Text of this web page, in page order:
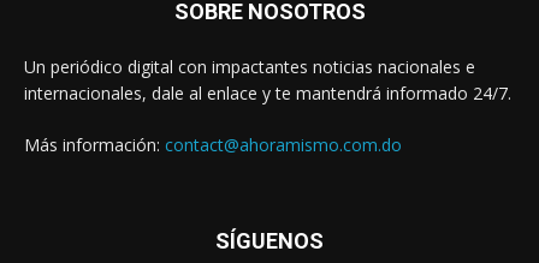
SOBRE NOSOTROS
Un periódico digital con impactantes noticias nacionales e
internacionales, dale al enlace y te mantendrá informado 24/7.
Más información: contact@ahoramismo.com.do
SÍGUENOS